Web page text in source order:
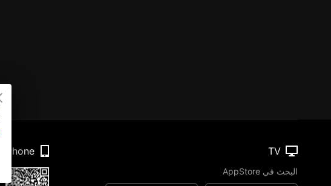
TV
البحث في AppStore
Phone